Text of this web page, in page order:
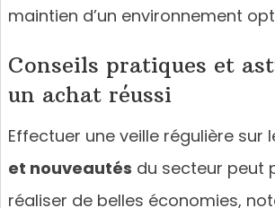
maintien d’un environnement
Conseils pratiques et
un achat réussi
Effectuer une veille régulière sur
et nouveautés du secteur peut
réaliser de belles économies,